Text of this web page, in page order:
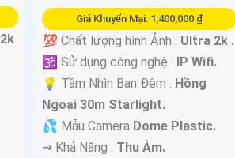
Giá Khuyến Mại: 1,400,000 ₫
💯 Chất lượng hình Ảnh : Ultra 2k .
🕉️ Sử dụng công nghệ : IP Wifi.
💡 Tầm Nhìn Ban Đêm : Hồng
Ngoại 30m Starlight.
💦 Mẫu Camera Dome Plastic.
️⇝ Khả Năng : Thu Âm.